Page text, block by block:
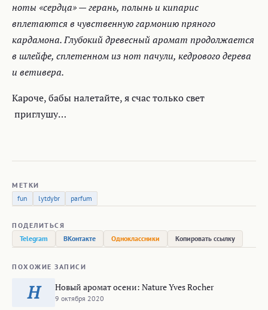
ноты «сердца» — герань, полынь и кипарис
вплетаются в чувственную гармонию пряного
кардамона. Глубокий древесный аромат продолжается
в шлейфе, сплетенном из нот пачули, кедрового дерева
и ветивера.
Кароче, бабы налетайте, я счас только свет
приглушу…
МЕТКИ
fun
lytdybr parfum
ПОДЕЛИТЬСЯ
Telegram
ВКонтакте Одноклассники Копировать ссылку
ПОХОЖИЕ ЗАПИСИ
Н Новый аромат осени: Nature Yves Rocher
9 октября 2020